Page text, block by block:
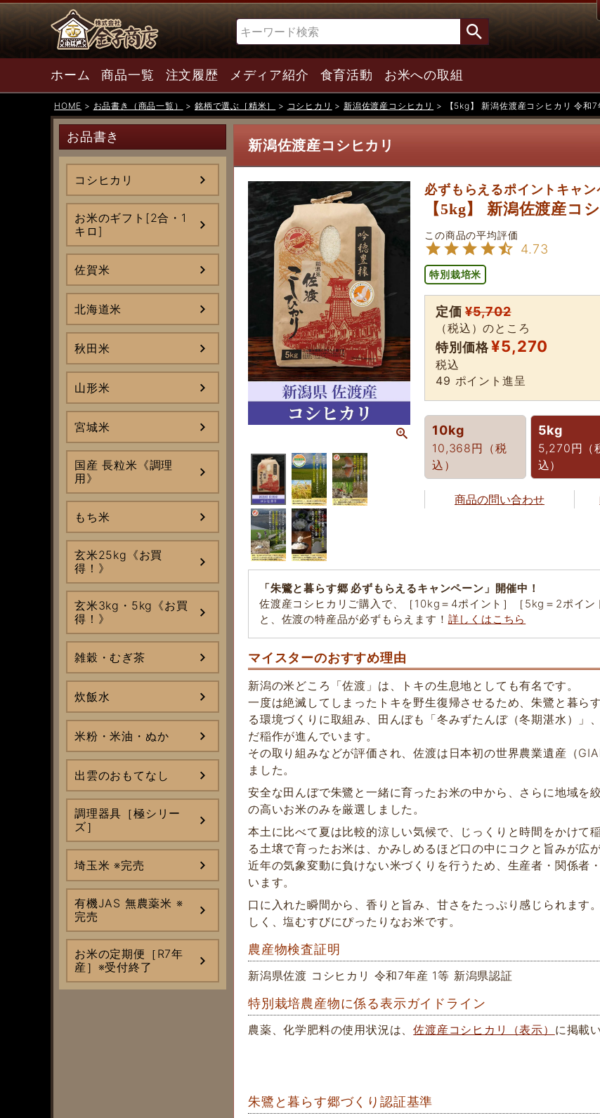
検索
ホーム 商品一覧 注文履歴 メディア紹介 食育活動 お米への取組
HOME お品書き（商品一覧） 銘柄で選ぶ［精米］ コシヒカリ 新潟佐渡産コシヒカリ 【5kg】 新潟佐渡産コシヒカリ 令和7
お品書き
コシヒカリ
お米のギフト[2合・1
キロ]
佐賀米
北海道米
秋田米
山形米
宮城米
国産 長粒米《調理
用》
もち米
玄米25kg《お買
得！》
玄米3kg・5kg《お買
得！》
雑穀・むぎ茶
炊飯水
米粉・米油・ぬか
出雲のおもてなし
調理器具［極シリー
ズ］
埼玉米 ※完売
有機JAS 無農薬米 ※
完売
お米の定期便［R7年
産］※受付終了
新潟佐渡産コシヒカリ
必ずもらえるポイントキャン
【5kg】 新潟佐渡産コ
4.73
特別栽培米
定価 ¥5,702
（税込）のところ
特別価格¥5,270
税込
49 ポイント進呈
10kg
10,368円（税
込）
5kg
5,270円（
込）
商品の問い合わせ
「朱鷺と暮らす郷 必ずもらえるキャンペーン」開催中！
佐渡産コシヒカリご購入で、［10kg＝4ポイント］［5kg＝2ポイ
と、佐渡の特産品が必ずもらえます！ 詳しくはこちら
マイスターのおすすめ理由
新潟の米どころ「佐渡」は、トキの生息地としても有名です。
一度は絶滅してしまったトキを野生復帰させるため、朱鷺と暮ら
る環境づくりに取組み、田んぼも「冬みずたんぼ（冬期湛水）」
だ稲作が進んでいます。
その取り組みなどが評価され、佐渡は日本初の世界農業遺産（
ました。
安全な田んぼで朱鷺と一緒に育ったお米の中から、さらに地域を
の高いお米のみを厳選しました。
本土に比べて夏は比較的涼しい気候で、じっくりと時間をかけて
る土壌で育ったお米は、かみしめるほど口の中にコクと旨みが広
近年の気象変動に負けない米づくりを行うため、生産者・関係
います。
口に入れた瞬間から、香りと旨み、甘さをたっぷり感じられます
しく、塩むすびにぴったりなお米です。
農産物検査証明
新潟県佐渡 コシヒカリ 令和7年産 1等 新潟県認証
特別栽培農産物に係る表示ガイドライン
農薬、化学肥料の使用状況は、佐渡産コシヒカリ（表示） に掲載
朱鷺と暮らす郷づくり認証基準